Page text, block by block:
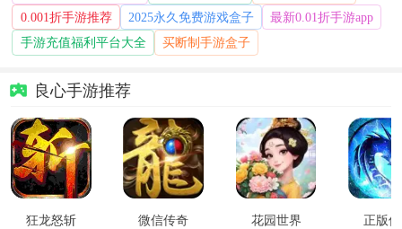
0.001折手游推荐
2025永久免费游戏盒子
最新0.01折手游app
手游充值福利平台大全
买断制手游盒子
良心手游推荐
狂龙怒斩 微信传奇 花园世界 正版